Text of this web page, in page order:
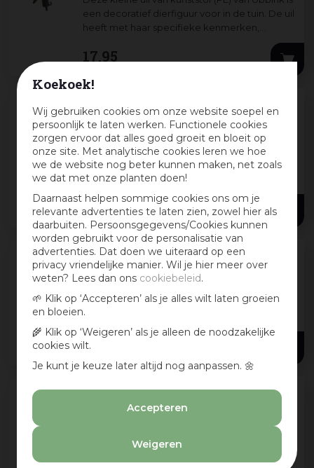
Koekoek!
Wij gebruiken cookies om onze website soepel en
persoonlijk te laten werken. Functionele cookies
zorgen ervoor dat alles goed groeit en bloeit op
onze site. Met analytische cookies leren we hoe
we de website nog beter kunnen maken, net zoals
we dat met onze planten doen!
Daarnaast helpen sommige cookies ons om je
relevante advertenties te laten zien, zowel hier als
daarbuiten. Persoonsgegevens/Cookies kunnen
worden gebruikt voor de personalisatie van
advertenties. Dat doen we uiteraard op een
privacy vriendelijke manier. Wil je hier meer over
weten? Lees dan ons cookiebeleid.
🌱 Klik op ‘Accepteren’ als je alles wilt laten groeien
en bloeien.
🌾 Klik op ‘Weigeren’ als je alleen de noodzakelijke
cookies wilt.
Je kunt je keuze later altijd nog aanpassen. 🌼
Accepteren
Weigeren
een decoratief dierfiguur voor in de tuin. De uil
heeft met haar specifieke kenmerken,
17,95
Ubbink Waterlelie grote bloem 16cm
geel
Deze decoratieve gele kunstwaterlelie van
Ubbink geeft uw vijver een mooie natuurlijke
en levende uitstraling. De waterlelie heeft een
Ø16 cm en blijft door het zwaarte
6,99
Vijverdecoratie carolina eend woerd
kunststof (PE) decoratief vijverfiguur van
Ubbink. Deze eend heeft met zijn specifieke
kenmerken, formaat (30 cm) en kleurstel...
14
Ubbink Vijverdecoratie eend wt
De witte eend is een kunststof (PE) drijffiguur
van Ubbink voor in de vijver. Deze eend heeft
met zijn specifieke kenmerken, formaat (39